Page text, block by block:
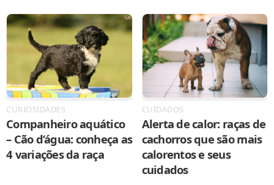
CURIOSIDADES
Companheiro aquático
– Cão d’água: conheça as
4 variações da raça
CUIDADOS
Alerta de calor: raças de
cachorros que são mais
calorentos e seus
cuidados